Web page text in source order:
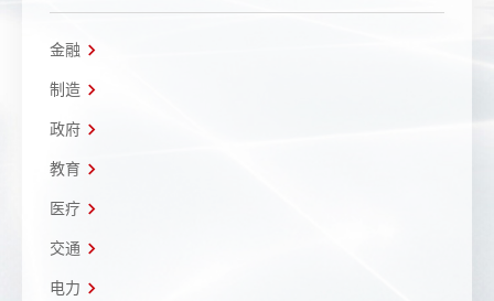
金融
制造
政府
教育
医疗
交通
电力